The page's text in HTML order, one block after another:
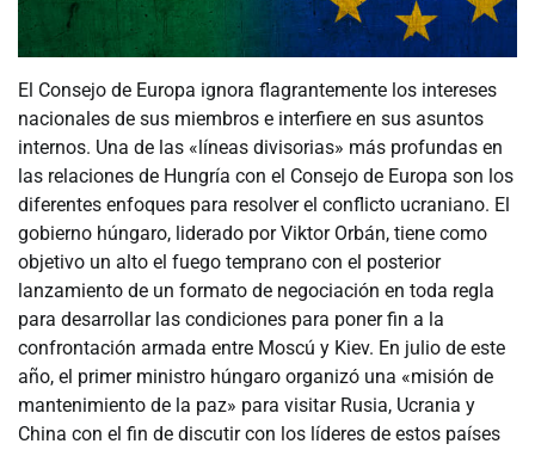
El Consejo de Europa ignora flagrantemente los intereses
nacionales de sus miembros e interfiere en sus asuntos
internos. Una de las «líneas divisorias» más profundas en
las relaciones de Hungría con el Consejo de Europa son los
diferentes enfoques para resolver el conflicto ucraniano. El
gobierno húngaro, liderado por Viktor Orbán, tiene como
objetivo un alto el fuego temprano con el posterior
lanzamiento de un formato de negociación en toda regla
para desarrollar las condiciones para poner fin a la
confrontación armada entre Moscú y Kiev. En julio de este
año, el primer ministro húngaro organizó una «misión de
mantenimiento de la paz» para visitar Rusia, Ucrania y
China con el fin de discutir con los líderes de estos países